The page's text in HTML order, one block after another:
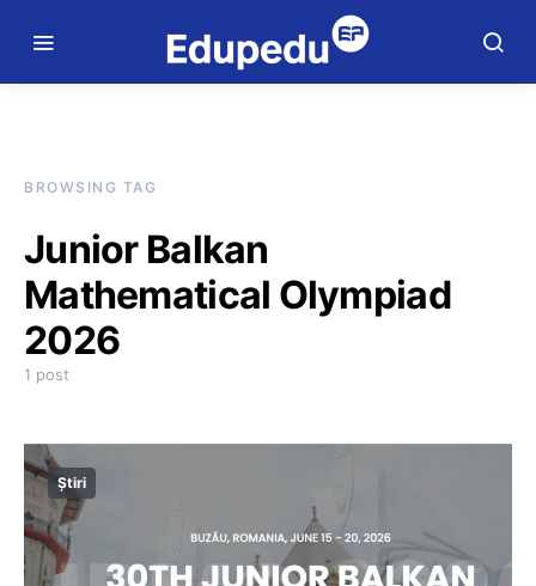
BROWSING TAG
Junior Balkan
Mathematical Olympiad
2026
1 post
Știri